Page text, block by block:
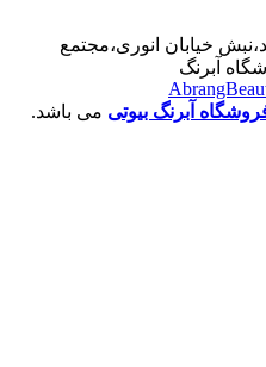
انوری،مجتمع
بیوتی می باشد.